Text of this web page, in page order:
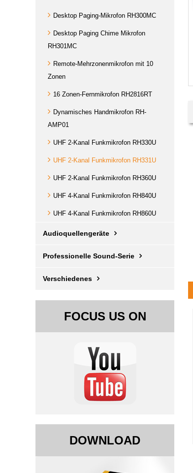
Desktop Paging-Mikrofon RH300MC
Desktop Paging Chime Mikrofon
RH301MC
Remote-Mehrzonenmikrofon mit 10
Zonen
16 Zonen-Fernmikrofon RH2816RT
Dynamisches Handmikrofon RH-
AMP01
UHF 2-Kanal Funkmikrofon RH330U
UHF 2-Kanal Funkmikrofon RH331U
UHF 2-Kanal Funkmikrofon RH360U
UHF 4-Kanal Funkmikrofon RH840U
UHF 4-Kanal Funkmikrofon RH860U
Audioquellengeräte
Professionelle Sound-Serie
Verschiedenes
FOCUS US ON
DOWNLOAD